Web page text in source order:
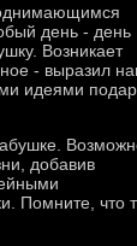
день - день
Возникает
- выразил
идеями
добавив
Помните, что